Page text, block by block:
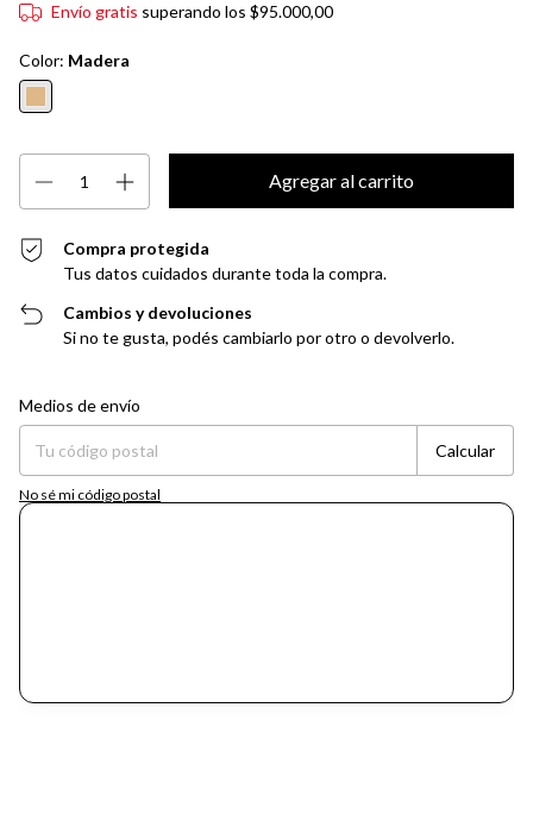
Envío gratis superando los $95.000,00
Color: Madera
Compra protegida
Tus datos cuidados durante toda la compra.
Cambios y devoluciones
Si no te gusta, podés cambiarlo por otro o devolverlo.
Entregas para el CP:
Medios de envío
Calcular
No sé mi código postal